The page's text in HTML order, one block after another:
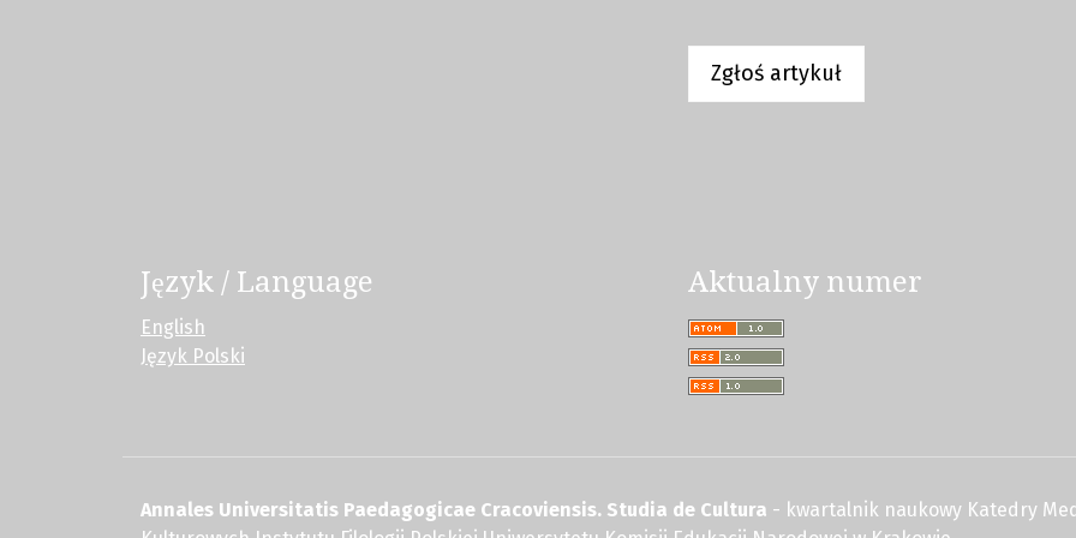
Zgłoś artykuł
Język / Language
English
Język Polski
Aktualny numer
Annales Universitatis Paedagogicae Cracoviensis. Studia de Cultura - kwartalnik naukowy Katedry